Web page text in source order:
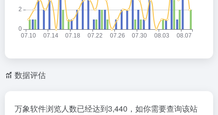
数据评估
万象软件浏览人数已经达到3,440，如你需要查询该站